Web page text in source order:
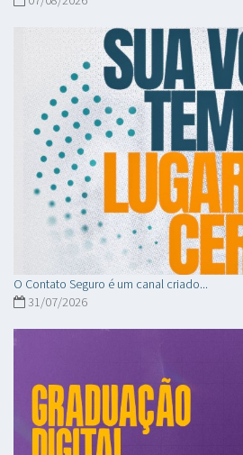
O Contato Seguro é um canal criado...
31/07/2026